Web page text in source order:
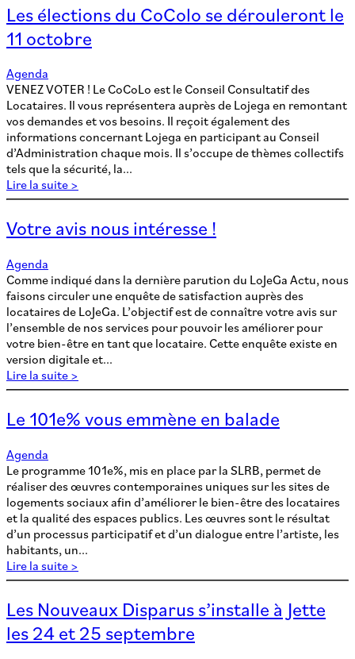
Les élections du CoColo se dérouleront le
11 octobre
Agenda
VENEZ VOTER ! Le CoCoLo est le Conseil Consultatif des
Locataires. Il vous représentera auprès de Lojega en remontant
vos demandes et vos besoins. Il reçoit également des
informations concernant Lojega en participant au Conseil
d’Administration chaque mois. Il s’occupe de thèmes collectifs
tels que la sécurité, la...
Lire la suite >
Votre avis nous intéresse !
Agenda
Comme indiqué dans la dernière parution du LoJeGa Actu, nous
faisons circuler une enquête de satisfaction auprès des
locataires de LoJeGa. L’objectif est de connaître votre avis sur
l’ensemble de nos services pour pouvoir les améliorer pour
votre bien-être en tant que locataire. Cette enquête existe en
version digitale et...
Lire la suite >
Le 101e% vous emmène en balade
Agenda
Le programme 101e%, mis en place par la SLRB, permet de
réaliser des œuvres contemporaines uniques sur les sites de
logements sociaux afin d’améliorer le bien-être des locataires
et la qualité des espaces publics. Les œuvres sont le résultat
d’un processus participatif et d’un dialogue entre l’artiste, les
habitants, un...
Lire la suite >
Les Nouveaux Disparus s’installe à Jette
les 24 et 25 septembre